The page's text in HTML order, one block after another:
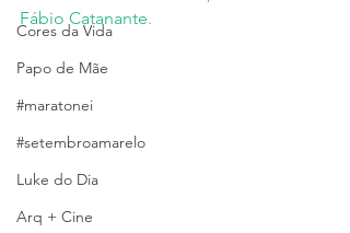
Cores da Vida
Papo de Mãe
#maratonei
#setembroamarelo
Luke do Dia
Arq + Cine
Fábio Catanante.